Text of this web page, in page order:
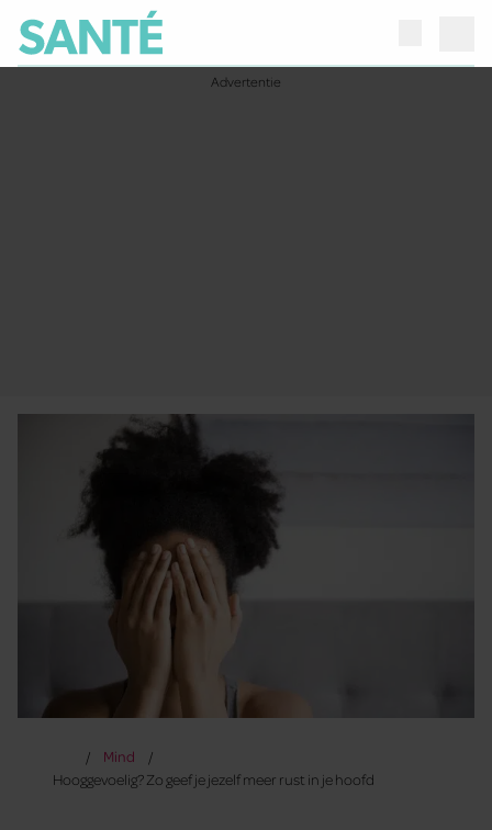
Mind
Hooggevoelig? Zo geef je jezelf meer rust in je hoofd